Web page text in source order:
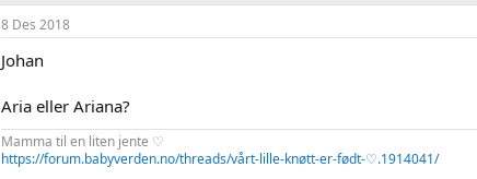
8 Des 2018
Johan
Aria eller Ariana?
Mamma til en liten jente ♡
https://forum.babyverden.no/threads/vårt-lille-knøtt-er-født-♡.1914041/